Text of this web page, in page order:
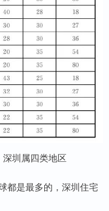
圳属四类地区
都是最多的，深圳住宅